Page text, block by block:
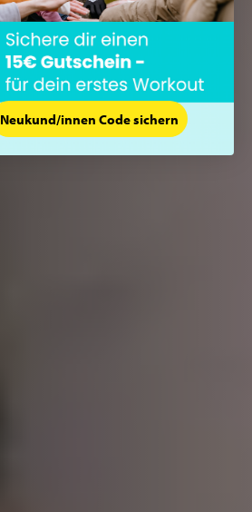
Neukund/innen Code sichern